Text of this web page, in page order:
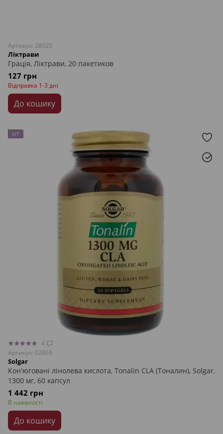
Артикул: 28020
Ліктрави
Грація, Ліктрави, 20 пакетиков
127 грн
Відправка 1-3 дні
До кошику
ХІТ
4
Артикул: 02869
Solgar
Кон'юговані лінолева кислота, Tonalin CLA (Тоналин), Solgar,
1300 мг, 60 капсул
1 442 грн
В наявності
До кошику